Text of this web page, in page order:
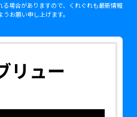
場合がありますので、くれぐれも最新情報
お願い申し上げます。
リュー